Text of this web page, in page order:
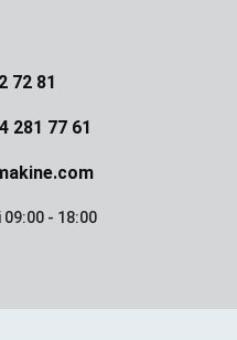
72 81
281 77 61
- 18:00